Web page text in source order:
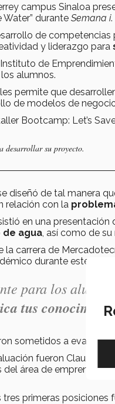
campus Sinaloa
Water” durante Semana i.
de competencias
y liderazgo para
de
alumnos.
permite que
de modelos de
desarrollar su proyecto.
diseñó de tal manera
relación con la
en una
de agua , así como de
la carrera de
durante este reto.
para los
tus
sometidos a
fueron Claudia
área de
primeras posiciones